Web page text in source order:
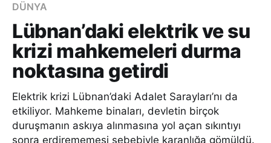
DÜNYA
Lübnan’daki elektrik ve su
krizi mahkemeleri durma
noktasına getirdi
Elektrik krizi Lübnan’daki Adalet Sarayları’nı da
etkiliyor. Mahkeme binaları, devletin birçok
duruşmanın askıya alınmasına yol açan sıkıntıyı
sonra erdirememesi sebebiyle karanlığa gömüldü.